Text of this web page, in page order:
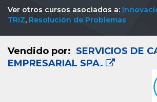
Ver otros cursos asociados a:
TRIZ, Resolución de Problemas
Vendido por: SERVICIOS DE
EMPRESARIAL SPA.